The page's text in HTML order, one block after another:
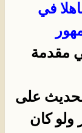
في
مقدمة
على
ولو كان